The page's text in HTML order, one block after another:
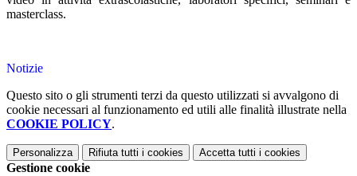
masterclass.
Notizie
Questo sito o gli strumenti terzi da questo utilizzati si avvalgono di
cookie necessari al funzionamento ed utili alle finalità illustrate nella
COOKIE POLICY.
Personalizza Rifiuta tutti i cookies Accetta tutti i cookies
Gestione cookie